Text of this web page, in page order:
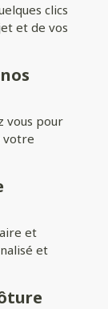
minérale.
besoins.
être :
intimité
en délimitant
clics
et de vos
vous pour
votre
et
et